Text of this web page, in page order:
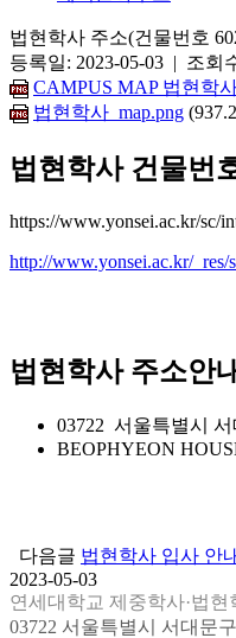
법현학사 주소(건물번호
등록일: 2023-05-03 | 조회
CAMPUS MAP 법현학
법현학사_map.png
법현학사 건물번
https://www.yonsei.ac.kr/sc/
http://www.yonsei.ac.kr/_res/
법현학사 주소안
03722 서울특별시
BEOPHYEON
다음글 법현학사 입사 안
2023-05-03
연세대학교 제중학사·법현
03722 서울특별시 서대문